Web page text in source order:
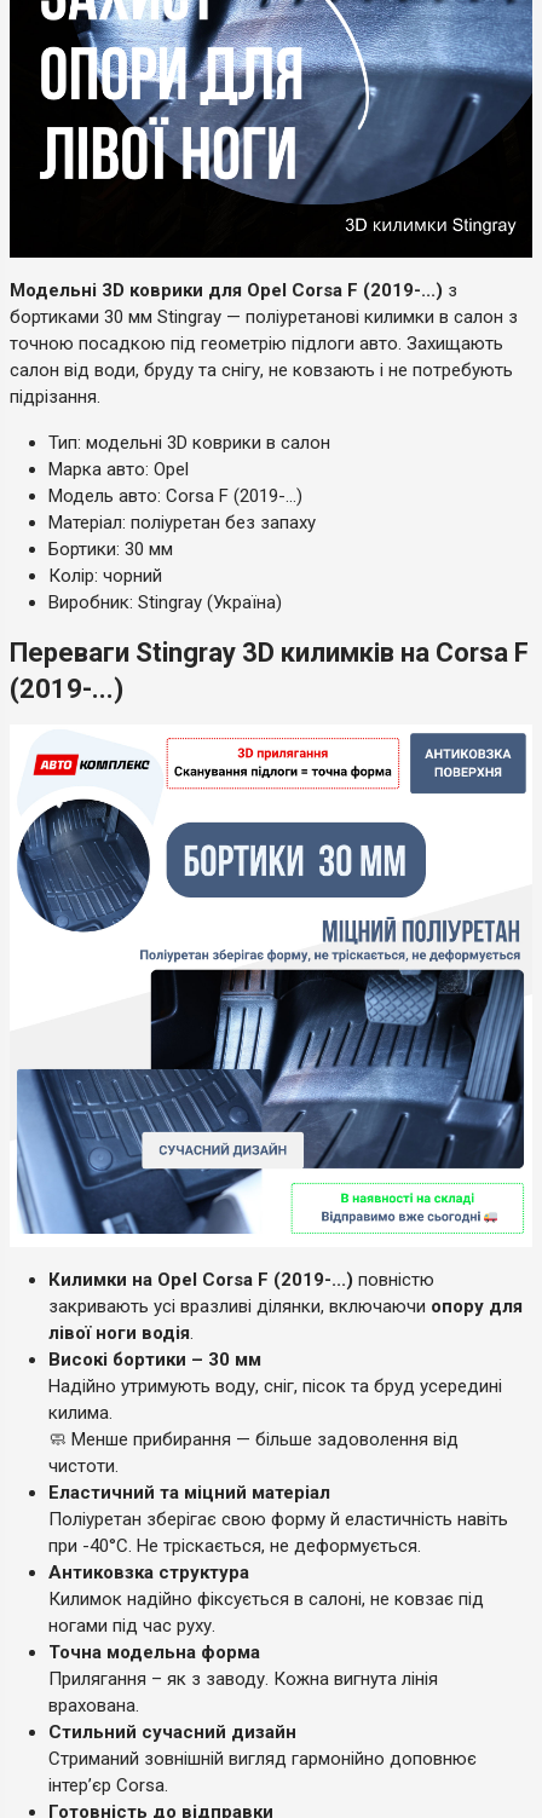
Модельні 3D коврики для Opel Corsa F (2019-...) з
бортиками 30 мм Stingray — поліуретанові килимки в салон з
точною посадкою під геометрію підлоги авто. Захищають
салон від води, бруду та снігу, не ковзають і не потребують
підрізання.
Тип: модельні 3D коврики в салон
Марка авто: Opel
Модель авто: Corsa F (2019-...)
Матеріал: поліуретан без запаху
Бортики: 30 мм
Колір: чорний
Виробник: Stingray (Україна)
Переваги Stingray 3D килимків на Corsa F
(2019-...)
Килимки на Opel Corsa F (2019-...) повністю
закривають усі вразливі ділянки, включаючи опору для
лівої ноги водія.
Високі бортики – 30 мм
Надійно утримують воду, сніг, пісок та бруд усередині
килима.
🧼 Менше прибирання — більше задоволення від
чистоти.
Еластичний та міцний матеріал
Поліуретан зберігає свою форму й еластичність навіть
при -40°C. Не тріскається, не деформується.
Антиковзка структура
Килимок надійно фіксується в салоні, не ковзає під
ногами під час руху.
Точна модельна форма
Прилягання – як з заводу. Кожна вигнута лінія
врахована.
Стильний сучасний дизайн
Стриманий зовнішній вигляд гармонійно доповнює
інтер’єр Corsa.
Готовність до відправки